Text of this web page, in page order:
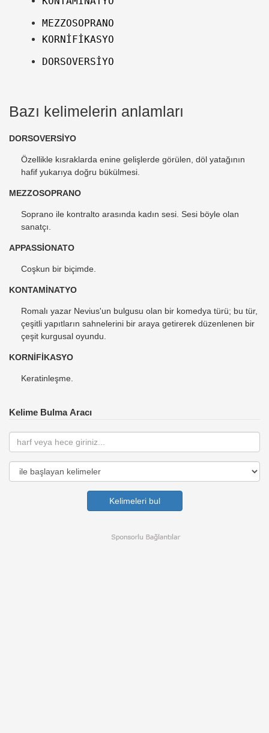
MEZZOSOPRANO
KORNİFİKASYO
DORSOVERSİYO
Bazı kelimelerin anlamları
DORSOVERSİYO
Özellikle kısraklarda enine gelişlerde görülen, döl yatağının
hafif yukarıya doğru bükülmesi.
MEZZOSOPRANO
Soprano ile kontralto arasında kadın sesi. Sesi böyle olan
sanatçı.
APPASSİONATO
Coşkun bir biçimde.
KONTAMİNATYO
Romalı yazar Nevius'un bulgusu olan bir komedya türü; bu tür,
çeşitli yapıtların sahnelerini bir araya getirerek düzenlenen bir
çeşit kurgusal oyundu.
KORNİFİKASYO
Keratinleşme.
Kelime Bulma Aracı